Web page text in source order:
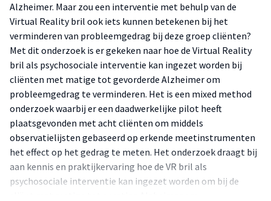
Alzheimer. Maar zou een interventie met behulp van de
Virtual Reality bril ook iets kunnen betekenen bij het
verminderen van probleemgedrag bij deze groep cliënten?
Met dit onderzoek is er gekeken naar hoe de Virtual Reality
bril als psychosociale interventie kan ingezet worden bij
cliënten met matige tot gevorderde Alzheimer om
probleemgedrag te verminderen. Het is een mixed method
onderzoek waarbij er een daadwerkelijke pilot heeft
plaatsgevonden met acht cliënten om middels
observatielijsten gebaseerd op erkende meetinstrumenten
het effect op het gedrag te meten. Het onderzoek draagt bij
aan kennis en praktijkervaring hoe de VR bril als
psychosociale interventie kan ingezet worden om bij de